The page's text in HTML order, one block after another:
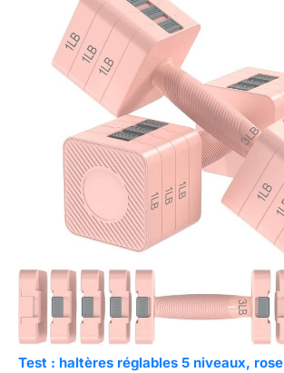
Test : haltères réglables 5 niveaux, rose